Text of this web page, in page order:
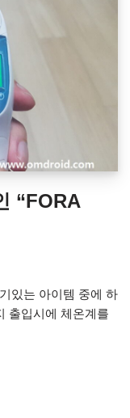
“FORA
있는 아이템 중에 하
출입시에 체온계를